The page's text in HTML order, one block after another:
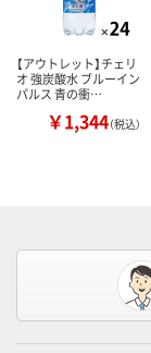
【アウトレット】チェリ
オ 強炭酸水 ブルーイン
パルス 青の衝…
￥1,344（税込）